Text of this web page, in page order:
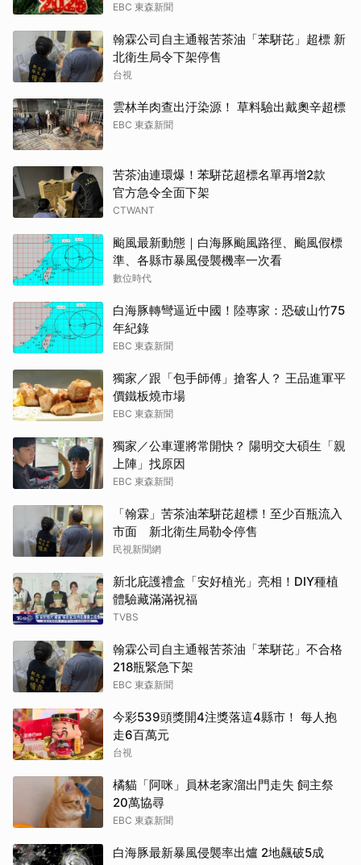
EBC 東森新聞
翰霖公司自主通報苦茶油「苯駢芘」超標 新
北衛生局令下架停售
台視
雲林羊肉查出汙染源！ 草料驗出戴奧辛超標
EBC 東森新聞
苦茶油連環爆！苯駢芘超標名單再增2款
官方急令全面下架
CTWANT
颱風最新動態｜白海豚颱風路徑、颱風假標
準、各縣市暴風侵襲機率一次看
數位時代
白海豚轉彎逼近中國！陸專家：恐破山竹75
年紀錄
EBC 東森新聞
獨家／跟「包手師傅」搶客人？ 王品進軍平
價鐵板燒市場
EBC 東森新聞
獨家／公車運將常開快？ 陽明交大碩生「親
上陣」找原因
EBC 東森新聞
「翰霖」苦茶油苯駢芘超標！至少百瓶流入
市面 新北衛生局勒令停售
民視新聞網
新北庇護禮盒「安好植光」亮相！DIY種植
體驗藏滿滿祝福
TVBS
翰霖公司自主通報苦茶油「苯駢芘」不合格
218瓶緊急下架
EBC 東森新聞
今彩539頭獎開4注獎落這4縣市！ 每人抱
走6百萬元
台視
橘貓「阿咪」員林老家溜出門走失 飼主祭
20萬協尋
EBC 東森新聞
白海豚最新暴風侵襲率出爐 2地飆破5成